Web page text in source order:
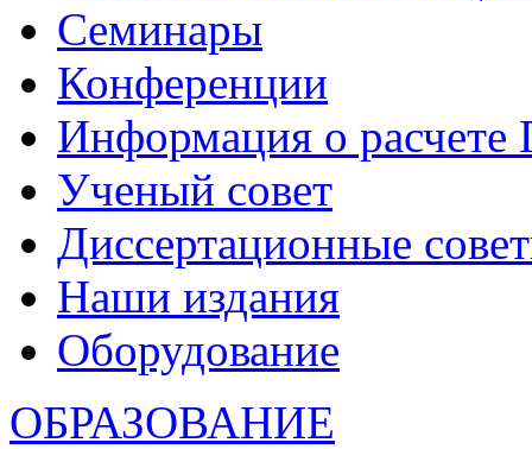
Семинары
Конференции
Информация о
Ученый совет
Диссертационные
Наши издания
Оборудование
ОБРАЗОВАНИЕ